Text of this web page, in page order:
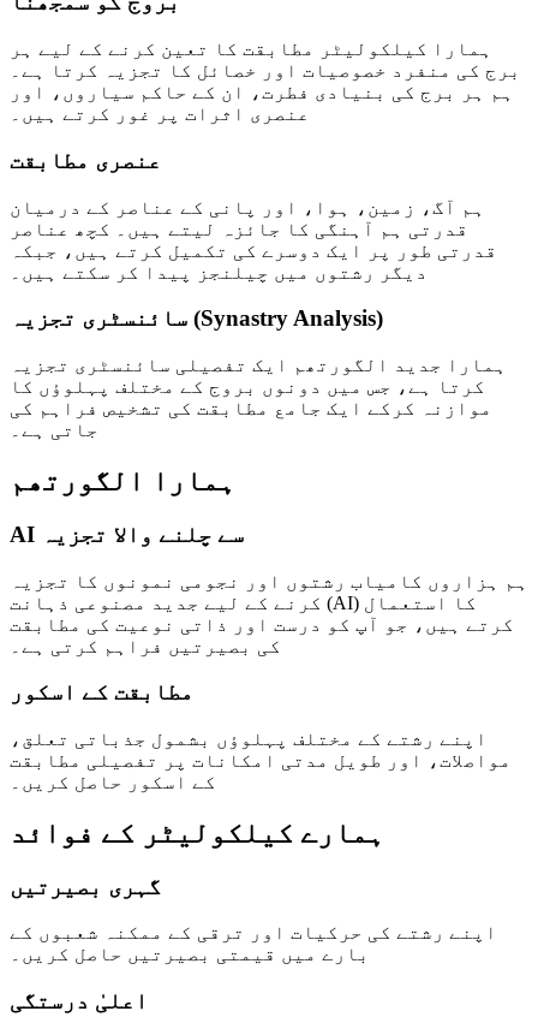
ہمارا کیلکولیٹر مطابقت کا تعین کرنے کے لیے ہر
برج کی منفرد خصوصیات اور خصائل کا تجزیہ کرتا ہے۔
ہم ہر برج کی بنیادی فطرت، ان کے حاکم سیاروں، اور
عنصری اثرات پر غور کرتے ہیں۔
عنصری مطابقت
ہم آگ، زمین، ہوا، اور پانی کے عناصر کے درمیان
قدرتی ہم آہنگی کا جائزہ لیتے ہیں۔ کچھ عناصر
قدرتی طور پر ایک دوسرے کی تکمیل کرتے ہیں، جبکہ
دیگر رشتوں میں چیلنجز پیدا کر سکتے ہیں۔
سائنسٹری تجزیہ (Synastry Analysis)
ہمارا جدید الگورتھم ایک تفصیلی سائنسٹری تجزیہ
کرتا ہے، جس میں دونوں بروج کے مختلف پہلوؤں کا
موازنہ کرکے ایک جامع مطابقت کی تشخیص فراہم کی
جاتی ہے۔
ہمارا الگورتھم
AI سے چلنے والا تجزیہ
ہم ہزاروں کامیاب رشتوں اور نجومی نمونوں کا تجزیہ
کرنے کے لیے جدید مصنوعی ذہانت (AI) کا استعمال
کرتے ہیں، جو آپ کو درست اور ذاتی نوعیت کی مطابقت
کی بصیرتیں فراہم کرتی ہے۔
مطابقت کے اسکور
اپنے رشتے کے مختلف پہلوؤں بشمول جذباتی تعلق،
مواصلات، اور طویل مدتی امکانات پر تفصیلی مطابقت
کے اسکور حاصل کریں۔
ہمارے کیلکولیٹر کے فوائد
گہری بصیرتیں
اپنے رشتے کی حرکیات اور ترقی کے ممکنہ شعبوں کے
بارے میں قیمتی بصیرتیں حاصل کریں۔
اعلیٰ درستگی